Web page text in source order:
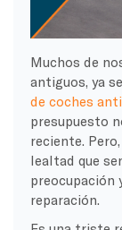
Muchos de
antiguos, ya
de coches
presupuesto
reciente.
lealtad que
preocupación
reparación.